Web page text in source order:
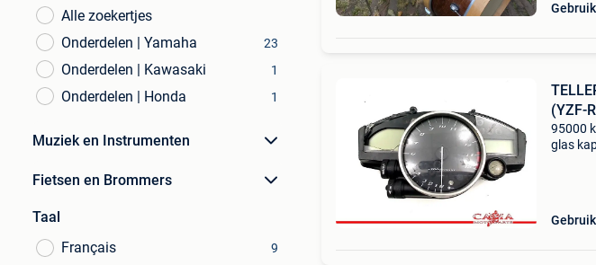
Alle zoekertjes
Onderdelen | Yamaha
23
Onderdelen | Kawasaki 1
Onderdelen | Honda 1
Muziek en Instrumenten
Fietsen en Brommers
Taal
Français
9
(YZF-
95000
glas